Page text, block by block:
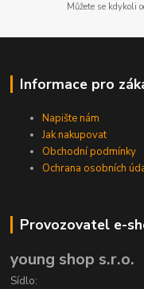
Můžete se kdykoli
Informace pro
Napište nám
Jak nakupovat
Obchodní podmínky
Ochrana osobních
Provozovatel e-
young shop s.r.o.
Sídlo: